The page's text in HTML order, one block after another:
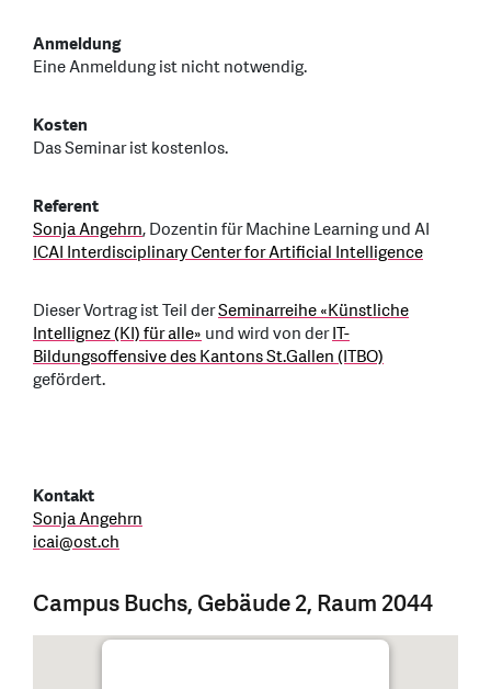
Anmeldung
Eine Anmeldung ist nicht notwendig.
Kosten
Das Seminar ist kostenlos.
Referent
Sonja Angehrn, Dozentin für Machine Learning und AI
ICAI Interdisciplinary Center for Artificial Intelligence
Dieser Vortrag ist Teil derSeminarreihe «Künstliche
Intellignez (KI) für alle» und wird von derIT-
Bildungsoffensive des Kantons St.Gallen (ITBO)
gefördert.
Kontakt
Sonja Angehrn
icai@ost.ch
Campus Buchs, Gebäude 2, Raum 2044